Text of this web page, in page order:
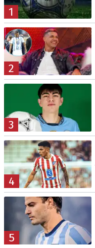
1
2
3
4
5